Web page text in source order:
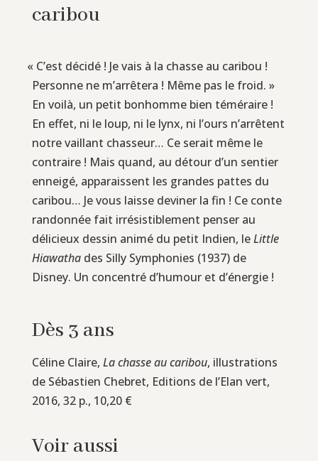
caribou
« C’est décidé ! Je vais à la chasse au caribou !
Personne ne m’arrêtera ! Même pas le froid. »
En voilà, un petit bonhomme bien téméraire !
En effet, ni le loup, ni le lynx, ni l’ours n’arrêtent
notre vaillant chasseur… Ce serait même le
contraire ! Mais quand, au détour d’un sentier
enneigé, apparaissent les grandes pattes du
caribou… Je vous laisse deviner la fin ! Ce conte
randonnée fait irrésistiblement penser au
délicieux dessin animé du petit Indien, leLittle
Hiawathades Silly Symphonies (1937) de
Disney. Un concentré d’humour et d’énergie !
Dès 3 ans
Céline Claire, La chasse au caribou, illustrations
de Sébastien Chebret, Editions de l’Elan vert,
2016, 32 p., 10,20 €
Voir aussi